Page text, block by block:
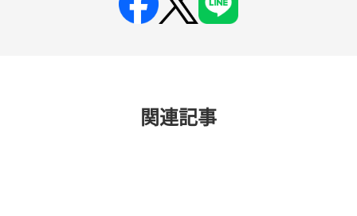
関連記事